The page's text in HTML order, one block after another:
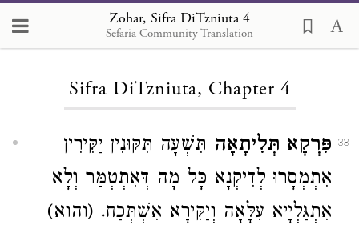
Zohar, Sifra DiTzniuta 4
Sefaria Community Translation
Loading...
Sifra DiTzniuta, Chapter 4
33 פִּרְקָא תְּלִיתָאָה תִּשְׁעָה תִּקּוּנִין יַקִּירִין
אִתְמְסָרוּ לְדִיקְנָא כָּל מָה דְּאִתְטְמַּר וְלָא
אִתְגַּלְיָיא עִלָּאָה וְיַקִּירָא אִשְׁתְּכַח. (והוא)